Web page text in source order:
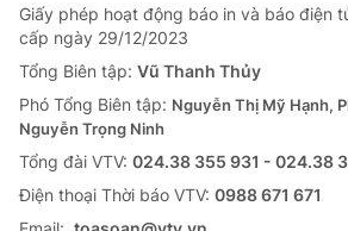
Giấy phép hoạt động báo in và báo điện
cấp ngày 29/12/2023
Tổng Biên tập: Vũ Thanh Thủy
Phó Tổng Biên tập: Nguyễn Thị Mỹ Hạnh,
Nguyễn Trọng Ninh
Tổng đài VTV: 024.38 355 931 - 024.38
Ðiện thoại Thời báo VTV: 0988 671 671